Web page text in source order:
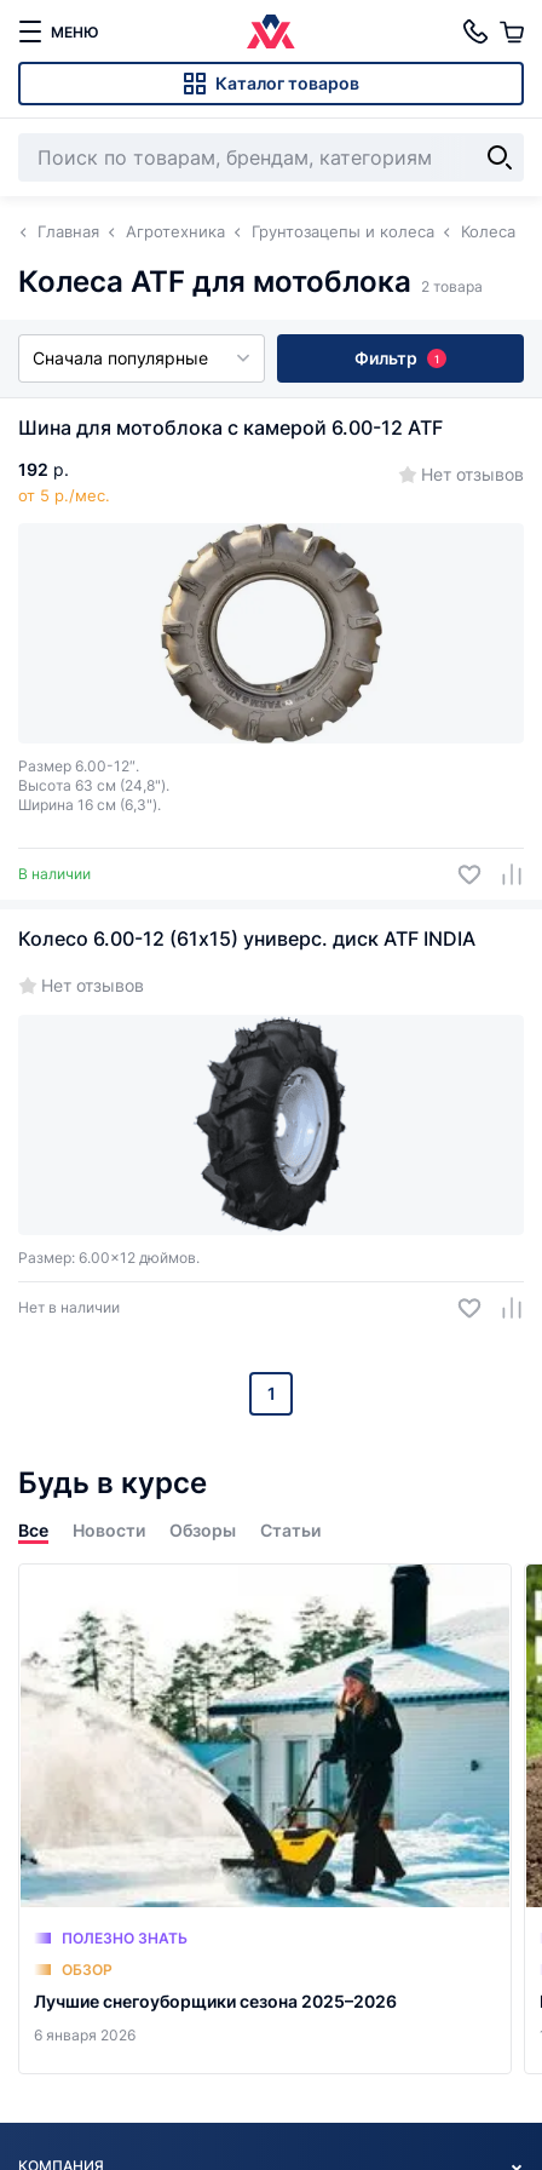
МЕНЮ
Каталог товаров
Главная Агротехника Грунтозацепы и колеса Колеса
Колеса ATF для мотоблока 2 товара
Сначала популярные Фильтр 1
Шина для мотоблока с камерой 6.00-12 ATF
192 р.
от 5 р./мес.
Нет отзывов
Размер 6.00-12″.
Высота 63 см (24,8").
Ширина 16 см (6,3").
В наличии
Колесо 6.00-12 (61х15) универс. диск ATF INDIA
Нет отзывов
Размер: 6.00x12 дюймов.
Нет в наличии
1
Будь в курсе
Все Новости Обзоры Статьи
ПОЛЕЗНО ЗНАТЬ
ОБЗОР
Лучшие снегоуборщики сезона 2025–2026
6 января 2026
КОМПАНИЯ